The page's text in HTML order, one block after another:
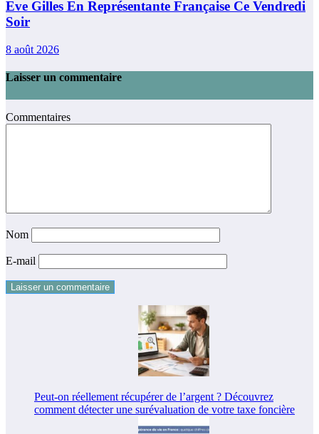
Eve Gilles En Représentante Française Ce Vendredi
Soir
8 août 2026
Laisser un commentaire
Commentaires
Nom
E-mail
Peut-on réellement récupérer de l’argent ? Découvrez
comment détecter une surévaluation de votre taxe foncière